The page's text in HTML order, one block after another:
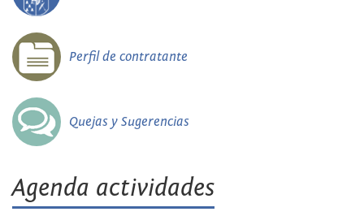
Perfil de contratante
Quejas y Sugerencias
Agenda actividades